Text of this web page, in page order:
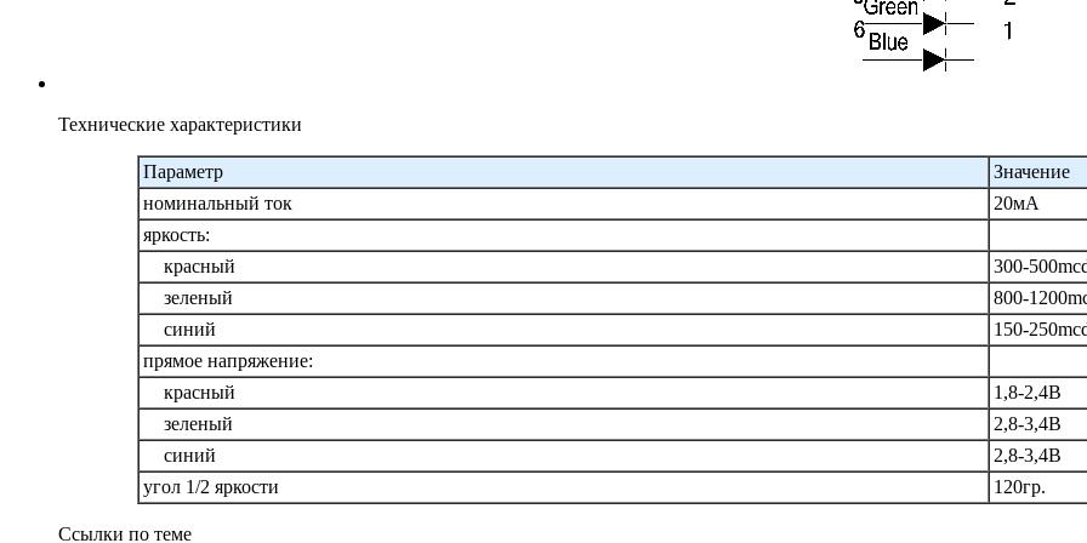
Технические характеристики
Параметр
Значение
номинальный ток
20мА
яркость:
красный
300-
зеленый
800-
синий
150-
прямое напряжение:
красный
1,8-2,4В
зеленый
2,8-3,4В
синий
2,8-3,4В
угол 1/2 яркости
120гр.
Ссылки по теме